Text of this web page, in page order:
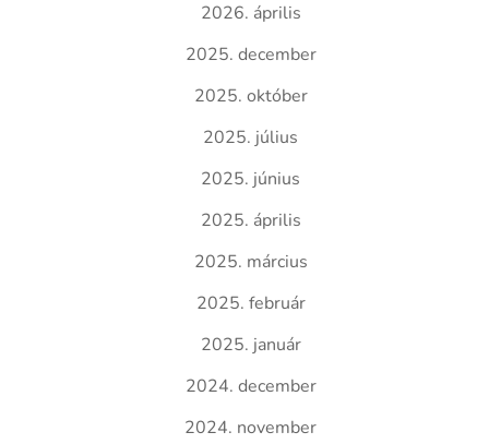
2026. április
2025. december
2025. október
2025. július
2025. június
2025. április
2025. március
2025. február
2025. január
2024. december
2024. november